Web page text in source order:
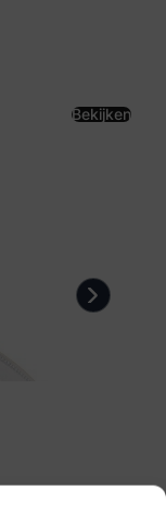
Bekijken
Next